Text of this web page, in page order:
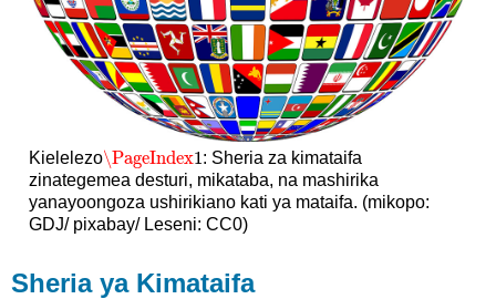
Kielelezo\PageIndex1
\PageIndex1: Sheria za kimataifa
zinategemea desturi, mikataba, na mashirika
yanayoongoza ushirikiano kati ya mataifa. (mikopo:
GDJ/ pixabay/ Leseni: CC0)
Sheria ya Kimataifa